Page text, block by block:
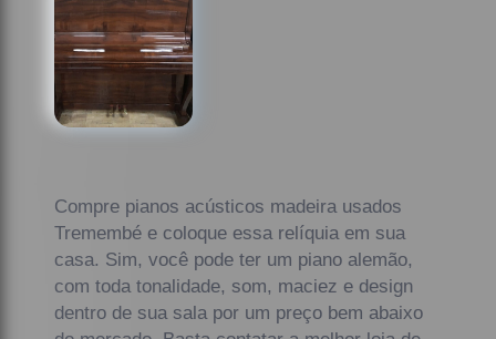
Compre pianos acústicos madeira usados
Tremembé e coloque essa relíquia em sua
casa. Sim, você pode ter um piano alemão,
com toda tonalidade, som, maciez e design
dentro de sua sala por um preço bem abaixo